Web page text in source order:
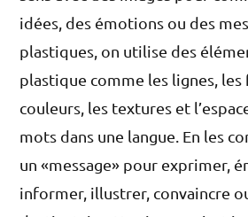
idées, des émotions ou des
plastiques, on utilise des
plastique comme les lignes, les
couleurs, les textures et
mots dans une langue. En les
un «message» pour exprimer,
informer, illustrer, convaincre